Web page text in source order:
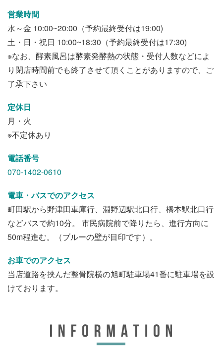
営業時間
水～金 10:00~20:00（予約最終受付は19:00)
土・日・祝日 10:00~18:30（予約最終受付は17:30)
※なお、酵素風呂は酵素発酵熱の状態・受付人数などによ
り閉店時間前でも終了させて頂くことがありますので、ご
了承下さい
定休日
月・火
※不定休あり
電話番号
070-1402-0610
電車・バスでのアクセス
町田駅から野津田車庫行、淵野辺駅北口行、橋本駅北口行
などバスで約10分。 市民病院前で降りたら、進行方向に
50m程進む。（ブルーの壁が目印です）。
お車でのアクセス
当店道路を挟んだ整骨院横の旭町駐車場41番に駐車場を設
けております。